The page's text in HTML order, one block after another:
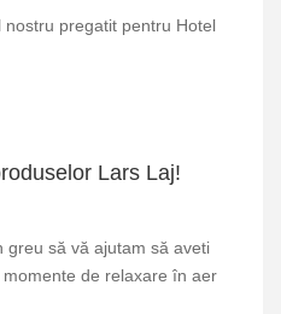
pregatit pentru Hotel
Lars Laj!
greu să vă ajutam să aveti
de relaxare în aer